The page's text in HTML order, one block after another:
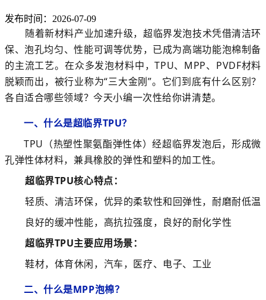
发布时间：2026-07-09
随着新材料产业加速升级，超临界发泡技术凭借清洁环
保、泡孔均匀、性能可调等优势，已成为高端功能泡棉制备
的主流工艺。在众多发泡材料中，TPU、 MPP、 PVDF材料
脱颖而出，被行业称为“三大金刚”。它们到底有什么区别？
各自适合哪些领域？今天小编一次性给你讲清楚。
一、什么是超临界TPU？
TPU（热塑性聚氨酯弹性体）经超临界发泡后，形成微
孔弹性体材料，兼具橡胶的弹性和塑料的加工性。
超临界TPU核心特点：
轻质、清洁环保，优异的柔软性和回弹性，耐磨耐低温
良好的缓冲性能， 高抗拉强度， 良好的耐化学性
超临界TPU主要应用场景：
鞋材， 体育休闲， 汽车， 医疗、电子、工业
二、什么是MPP泡棉？